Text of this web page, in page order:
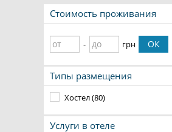
Стоимость проживания
- грн ОК
Типы размещения
Хостел (80)
Услуги в отеле